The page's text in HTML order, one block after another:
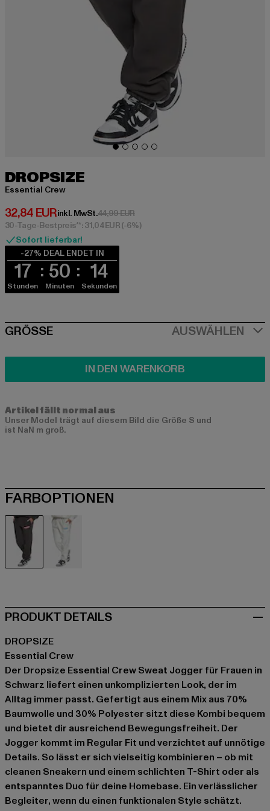
DROPSIZE
Essential Crew
32,84 EUR
Derzeitiger Preis: 32,84 EUR
inkl. MwSt.44,99 EURAktionspreis: 44,99 EUR
30-Tage-Bestpreis**: 31,04 EUR(-6%)
Sofort lieferbar!
-27% DEAL ENDET IN
17
Stunden
50
Minuten
14
Sekunden
SIZE
GRÖSSE AUSWÄHLEN
IN DEN WARENKORB
Artikel fällt normal aus
Unser Model trägt auf diesem Bild die Größe S und
ist NaN m groß.
FARBOPTIONEN
PRODUKT DETAILS
DROPSIZE
Essential Crew
Der Dropsize Essential Crew Sweat Jogger für Frauen in
Schwarz liefert einen unkomplizierten Look, der im
Alltag immer passt. Gefertigt aus einem Mix aus 70%
Baumwolle und 30% Polyester sitzt diese Kombi bequem
und bietet dir ausreichend Bewegungsfreiheit. Der
Jogger kommt im Regular Fit und verzichtet auf unnötige
Details. So lässt er sich vielseitig kombinieren – ob mit
cleanen Sneakern und einem schlichten T-Shirt oder als
entspanntes Duo für deine Homebase. Ein verlässlicher
Begleiter, wenn du einen funktionalen Style schätzt.